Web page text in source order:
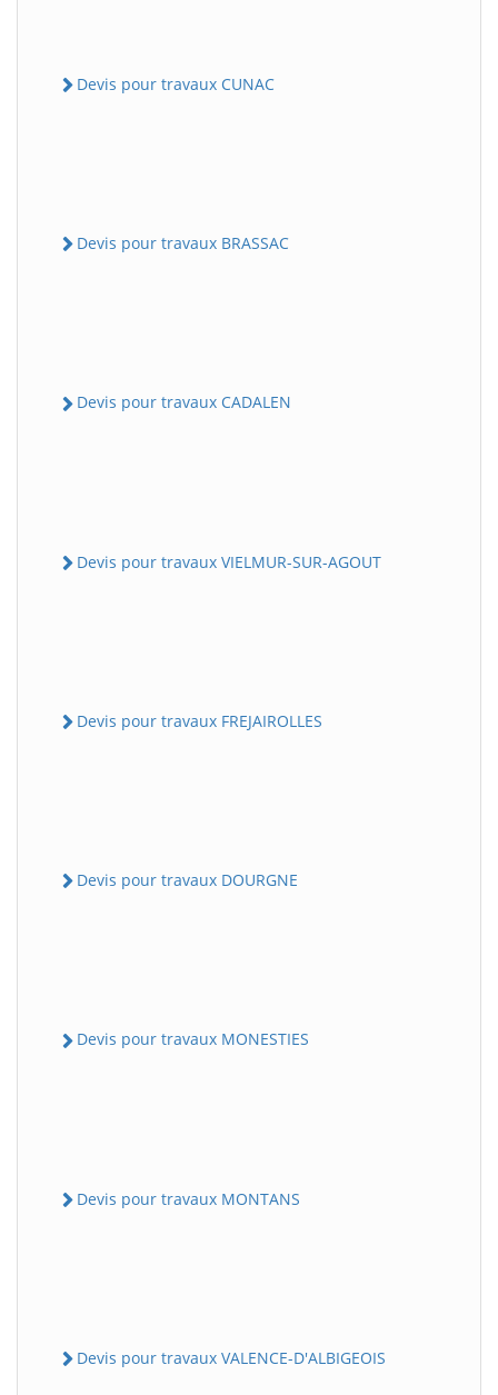
Devis pour travaux CUNAC
Devis pour travaux BRASSAC
Devis pour travaux CADALEN
Devis pour travaux VIELMUR-SUR-AGOUT
Devis pour travaux FREJAIROLLES
Devis pour travaux DOURGNE
Devis pour travaux MONESTIES
Devis pour travaux MONTANS
Devis pour travaux VALENCE-D'ALBIGEOIS